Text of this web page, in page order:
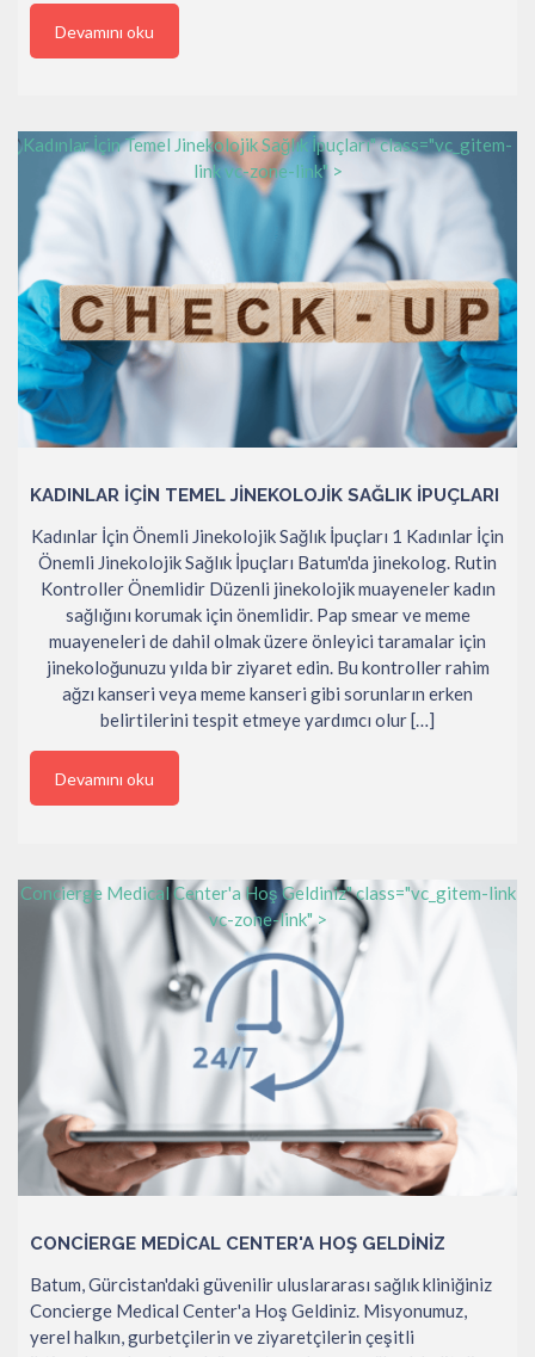
Devamını oku
Kadınlar İçin Temel Jinekolojik Sağlık İpuçları" class="vc_gitem-
link vc-zone-link" >
KADINLAR İÇIN TEMEL JINEKOLOJIK SAĞLIK İPUÇLARI
Kadınlar İçin Önemli Jinekolojik Sağlık İpuçları 1 Kadınlar İçin
Önemli Jinekolojik Sağlık İpuçları Batum'da jinekolog. Rutin
Kontroller Önemlidir Düzenli jinekolojik muayeneler kadın
sağlığını korumak için önemlidir. Pap smear ve meme
muayeneleri de dahil olmak üzere önleyici taramalar için
jinekoloğunuzu yılda bir ziyaret edin. Bu kontroller rahim
ağzı kanseri veya meme kanseri gibi sorunların erken
belirtilerini tespit etmeye yardımcı olur […]
Devamını oku
Concierge Medical Center'a Hoş Geldiniz" class="vc_gitem-link
vc-zone-link" >
CONCIERGE MEDICAL CENTER'A HOŞ GELDINIZ
Batum, Gürcistan'daki güvenilir uluslararası sağlık kliniğiniz
Concierge Medical Center'a Hoş Geldiniz. Misyonumuz,
yerel halkın, gurbetçilerin ve ziyaretçilerin çeşitli